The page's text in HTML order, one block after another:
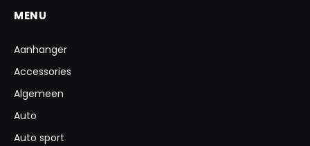
MENU
Aanhanger
Accessories
Algemeen
Auto
Auto sport